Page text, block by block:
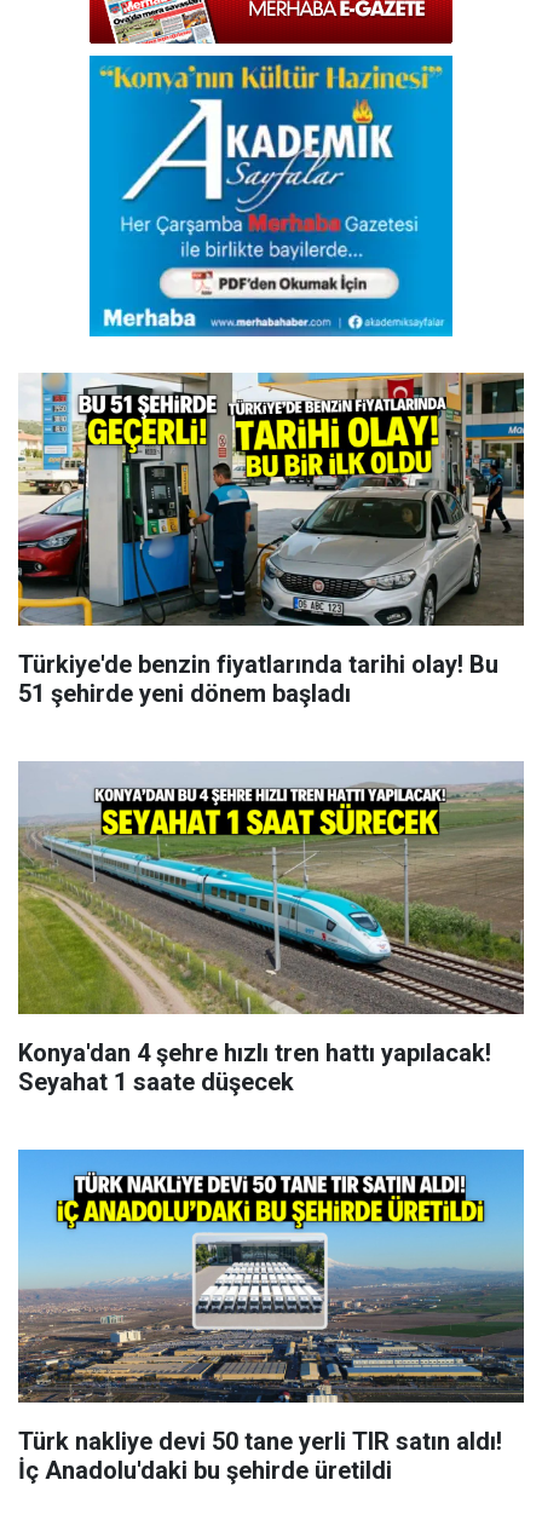
Türkiye'de benzin fiyatlarında tarihi olay! Bu
51 şehirde yeni dönem başladı
Konya'dan 4 şehre hızlı tren hattı yapılacak!
Seyahat 1 saate düşecek
Türk nakliye devi 50 tane yerli TIR satın aldı!
İç Anadolu'daki bu şehirde üretildi